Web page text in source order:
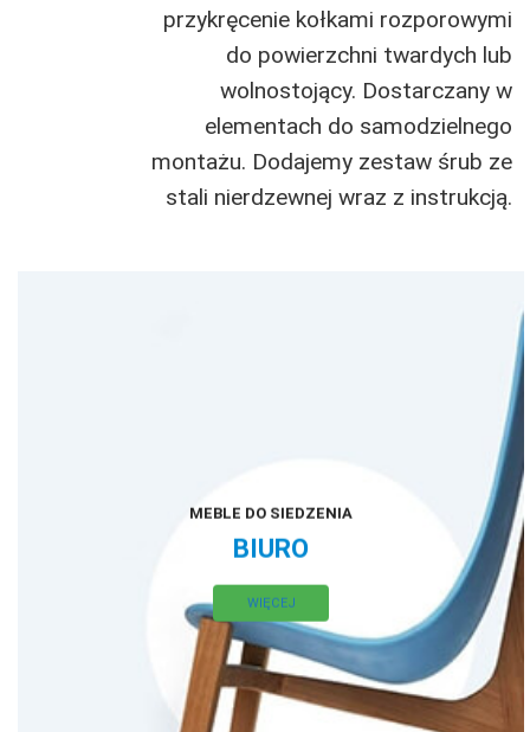
przykręcenie kołkami rozporowymi
do powierzchni twardych lub
wolnostojący. Dostarczany w
elementach do samodzielnego
montażu. Dodajemy zestaw śrub ze
stali nierdzewnej wraz z instrukcją.
MEBLE DO SIEDZENIA
BIURO
WIĘCEJ